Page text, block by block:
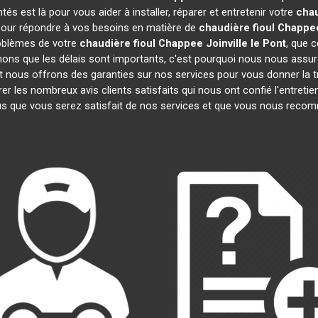
est là pour vous aider à installer, réparer et entretenir votre
répondre à vos besoins en matière de chaudière fioul
de votre chaudière fioul Chappee Joinville le Pont, que
que les délais sont importants, c'est pourquoi nous nous
offrons des garanties sur nos services pour vous donner la
les nombreux avis clients satisfaits qui nous ont confié
que vous serez satisfait de nos services et que vous nous